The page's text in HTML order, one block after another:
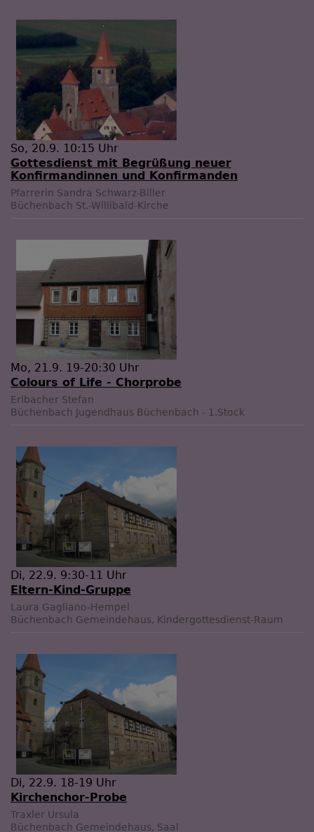
So, 20.9. 10:15 Uhr
Gottesdienst mit Begrüßung neuer
Konfirmandinnen und Konfirmanden
Pfarrerin Sandra Schwarz-Biller
Büchenbach St.-Willibald-Kirche
Mo, 21.9. 19-20:30 Uhr
Colours of Life - Chorprobe
Erlbacher Stefan
Büchenbach Jugendhaus Büchenbach - 1.Stock
Di, 22.9. 9:30-11 Uhr
Eltern-Kind-Gruppe
Laura Gagliano-Hempel
Büchenbach Gemeindehaus, Kindergottesdienst-Raum
Di, 22.9. 18-19 Uhr
Kirchenchor-Probe
Traxler Ursula
Büchenbach Gemeindehaus, Saal